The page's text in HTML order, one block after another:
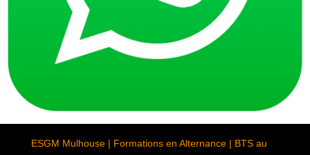
ESGM Mulhouse | Formations en Alternance | BTS au